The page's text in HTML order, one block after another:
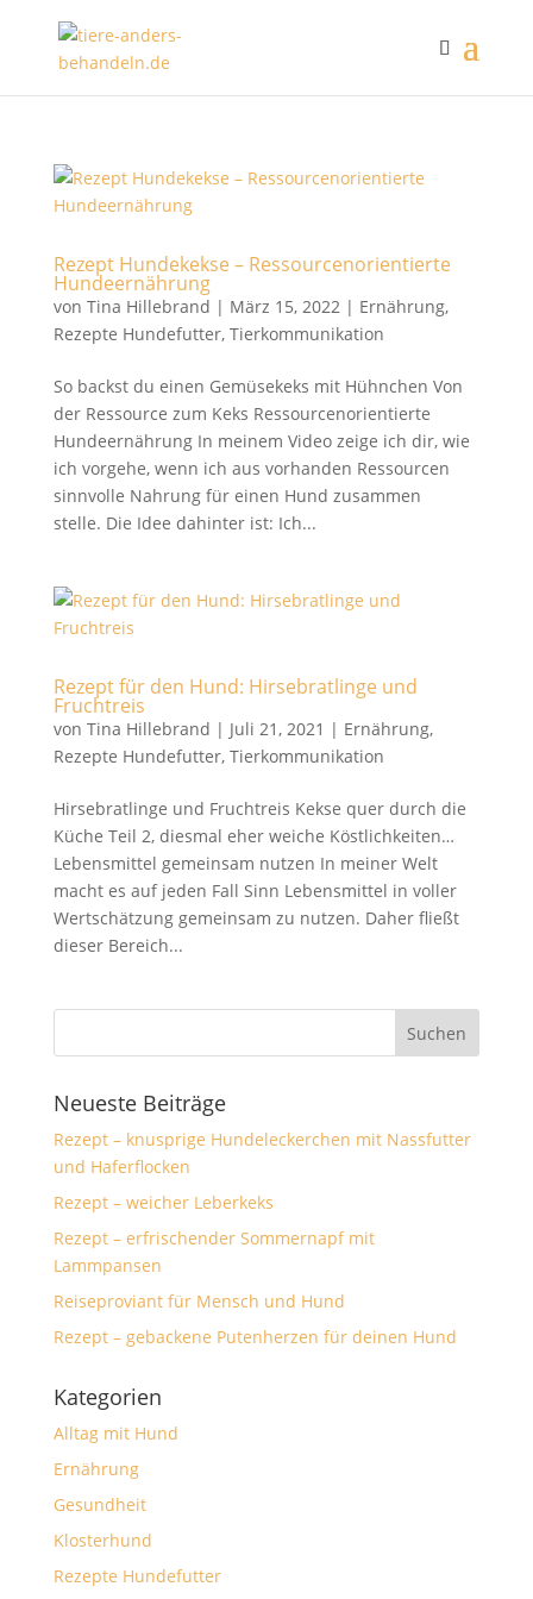
Rezept Hundekekse – Ressourcenorientierte
Hundeernährung
von Tina Hillebrand | März 15, 2022| Ernährung,
Rezepte Hundefutter, Tierkommunikation
So backst du einen Gemüsekeks mit Hühnchen Von
der Ressource zum Keks Ressourcenorientierte
Hundeernährung In meinem Video zeige ich dir, wie
ich vorgehe, wenn ich aus vorhanden Ressourcen
sinnvolle Nahrung für einen Hund zusammen
stelle. Die Idee dahinter ist: Ich...
Rezept für den Hund: Hirsebratlinge und
Fruchtreis
von Tina Hillebrand | Juli 21, 2021 | Ernährung,
Rezepte Hundefutter, Tierkommunikation
Hirsebratlinge und Fruchtreis Kekse quer durch die
Küche Teil 2, diesmal eher weiche Köstlichkeiten…
Lebensmittel gemeinsam nutzen In meiner Welt
macht es auf jeden Fall Sinn Lebensmittel in voller
Wertschätzung gemeinsam zu nutzen. Daher fließt
dieser Bereich...
Neueste Beiträge
Rezept – knusprige Hundeleckerchen mit Nassfutter
und Haferflocken
Rezept – weicher Leberkeks
Rezept – erfrischender Sommernapf mit
Lammpansen
Reiseproviant für Mensch und Hund
Rezept – gebackene Putenherzen für deinen Hund
Kategorien
Alltag mit Hund
Ernährung
Gesundheit
Klosterhund
Rezepte Hundefutter